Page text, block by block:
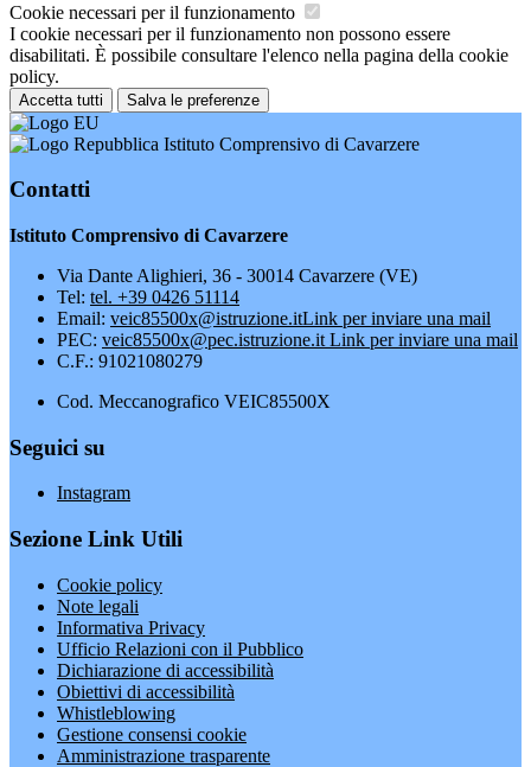
Cookie necessari per il funzionamento
I cookie necessari per il funzionamento non possono essere
disabilitati. È possibile consultare l'elenco nella pagina della cookie
policy.
Accetta tutti Salva le preferenze
Istituto Comprensivo di Cavarzere
Contatti
Istituto Comprensivo di Cavarzere
Via Dante Alighieri, 36 - 30014 Cavarzere (VE)
Tel: tel. +39 0426 51114
Email: veic85500x@istruzione.itLink per inviare una mail
PEC: veic85500x@pec.istruzione.it Link per inviare una mail
C.F.: 91021080279
Cod. Meccanografico VEIC85500X
Seguici su
Instagram
Sezione Link Utili
Cookie policy
Note legali
Informativa Privacy
Ufficio Relazioni con il Pubblico
Dichiarazione di accessibilità
Obiettivi di accessibilità
Whistleblowing
Gestione consensi cookie
Amministrazione trasparente